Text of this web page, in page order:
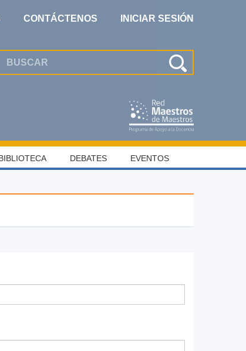
CONTÁCTENOS INICIAR SESIÓN
DEBATES EVENTOS